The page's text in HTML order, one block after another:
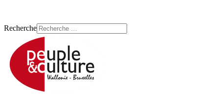
Recherche